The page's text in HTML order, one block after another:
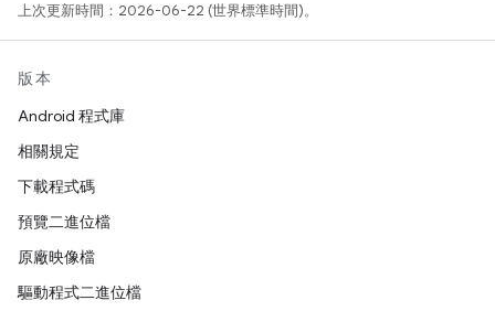
上次更新時間：2026-06-22 (世界標準時間)。
版本
Android 程式庫
相關規定
下載程式碼
預覽二進位檔
原廠映像檔
驅動程式二進位檔